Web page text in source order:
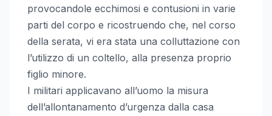
provocandole ecchimosi e contusioni in varie
parti del corpo e ricostruendo che, nel corso
della serata, vi era stata una colluttazione con
l’utilizzo di un coltello, alla presenza proprio
figlio minore.
I militari applicavano all’uomo la misura
dell’allontanamento d’urgenza dalla casa